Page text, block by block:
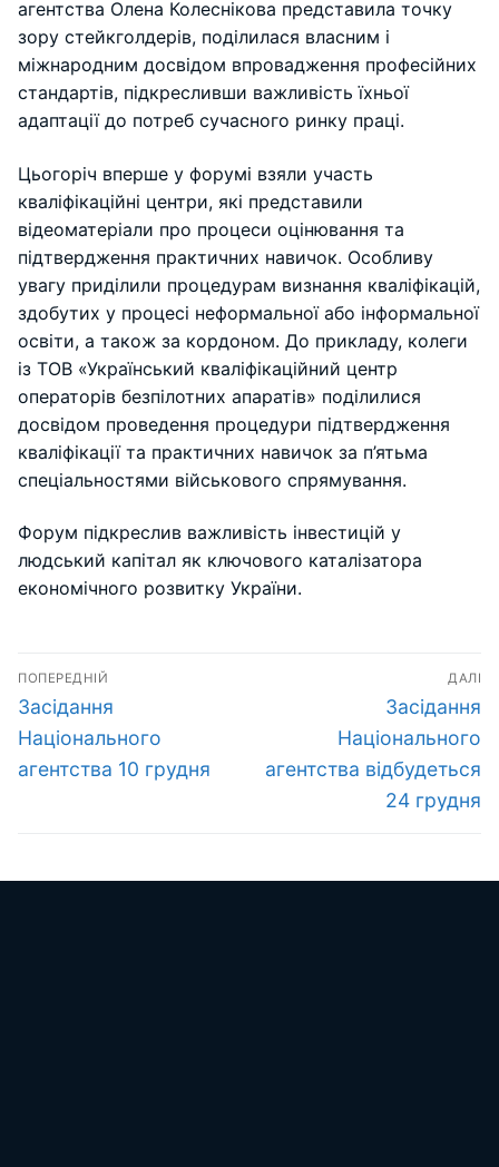
агентства Олена Колеснікова представила точку
зору стейкголдерів, поділилася власним і
міжнародним досвідом впровадження професійних
стандартів, підкресливши важливість їхньої
адаптації до потреб сучасного ринку праці.
Цьогоріч вперше у форумі взяли участь
кваліфікаційні центри, які представили
відеоматеріали про процеси оцінювання та
підтвердження практичних навичок. Особливу
увагу приділили процедурам визнання кваліфікацій,
здобутих у процесі неформальної або інформальної
освіти, а також за кордоном. До прикладу, колеги
із ТОВ «Український кваліфікаційний центр
операторів безпілотних апаратів» поділилися
досвідом проведення процедури підтвердження
кваліфікації та практичних навичок за п’ятьма
спеціальностями військового спрямування.
Форум підкреслив важливість інвестицій у
людський капітал як ключового каталізатора
економічного розвитку України.
Навігація
записів
ПОПЕРЕДНІЙ
Попередній
запис:
Засідання
Національного
агентства 10 грудня
ДАЛІ
Наступний
запис:
Засідання
Національного
агентства відбудеться
24 грудня